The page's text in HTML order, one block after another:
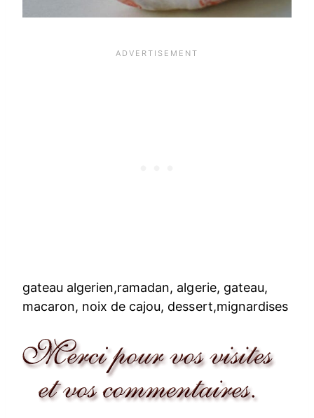
gateau algerien,ramadan, algerie, gateau,
macaron, noix de cajou, dessert,mignardises